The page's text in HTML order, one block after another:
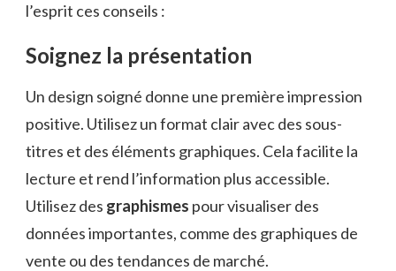
l’esprit ces conseils :
Soignez la présentation
Un design soigné donne une première impression
positive. Utilisez un format clair avec des sous-
titres et des éléments graphiques. Cela facilite la
lecture et rend l’information plus accessible.
Utilisez des graphismes pour visualiser des
données importantes, comme des graphiques de
vente ou des tendances de marché.